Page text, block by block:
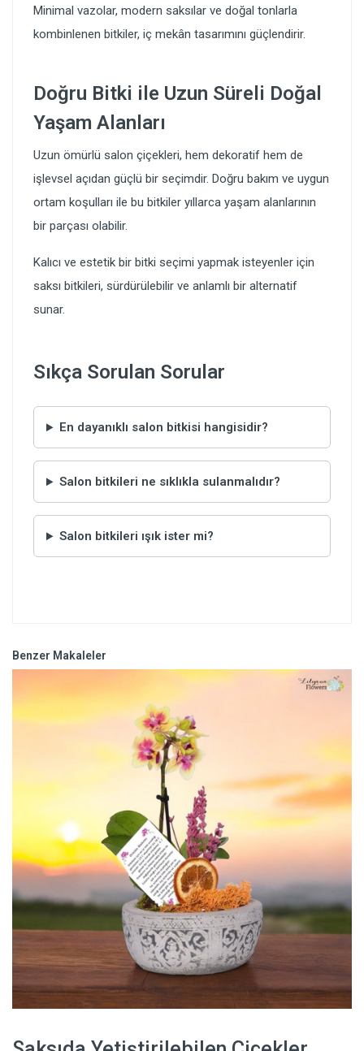
Minimal vazolar, modern saksılar ve doğal tonlarla
kombinlenen bitkiler, iç mekân tasarımını güçlendirir.
Doğru Bitki ile Uzun Süreli Doğal
Yaşam Alanları
Uzun ömürlü salon çiçekleri, hem dekoratif hem de
işlevsel açıdan güçlü bir seçimdir. Doğru bakım ve uygun
ortam koşulları ile bu bitkiler yıllarca yaşam alanlarının
bir parçası olabilir.
Kalıcı ve estetik bir bitki seçimi yapmak isteyenler için
saksı bitkileri, sürdürülebilir ve anlamlı bir alternatif
sunar.
Sıkça Sorulan Sorular
En dayanıklı salon bitkisi hangisidir?
Salon bitkileri ne sıklıkla sulanmalıdır?
Salon bitkileri ışık ister mi?
Benzer Makaleler